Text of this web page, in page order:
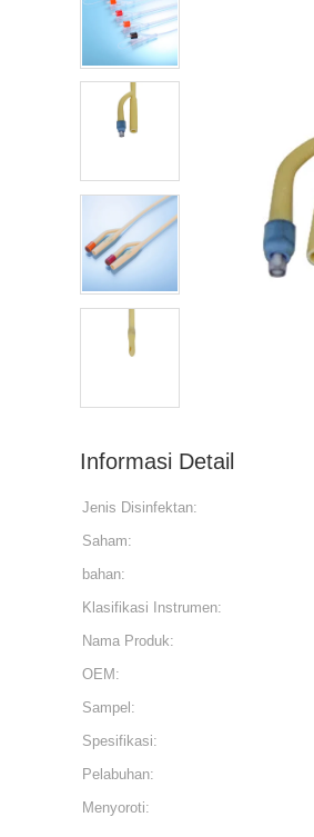
Informasi Detail
Jenis Disinfektan:
Saham:
bahan:
Klasifikasi Instrumen:
Nama Produk:
OEM:
Sampel:
Spesifikasi:
Pelabuhan:
Menyoroti: